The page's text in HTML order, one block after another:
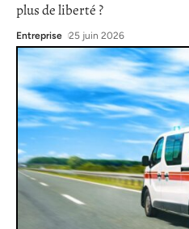
plus de liberté ?
Entreprise 25 juin 2026